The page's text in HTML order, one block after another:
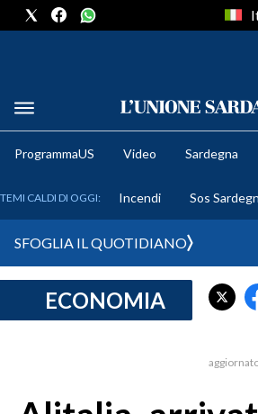
METEO
CRONACA SARDEGNA
ProgrammaUS Video Sardegna
TEMI CALDI DI OGGI: Incendi Sos
SFOGLIA IL QUOTIDIANO
ECONOMIA